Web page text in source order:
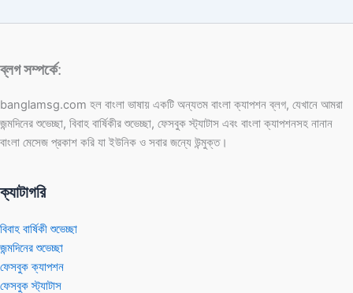
ব্লগ সম্পর্কে:
banglamsg.com হল বাংলা ভাষায় একটি অন্যতম বাংলা ক্যাপশন ব্লগ, যেখানে আমরা
জন্মদিনের শুভেচ্ছা, বিবাহ বার্ষিকীর শুভেচ্ছা, ফেসবুক স্ট্যাটাস এবং বাংলা ক্যাপশনসহ নানান
বাংলা মেসেজ প্রকাশ করি যা ইউনিক ও সবার জন্যে উন্মুক্ত।
ক্যাটাগরি
বিবাহ বার্ষিকী শুভেচ্ছা
জন্মদিনের শুভেচ্ছা
ফেসবুক ক্যাপশন
ফেসবুক স্ট্যাটাস